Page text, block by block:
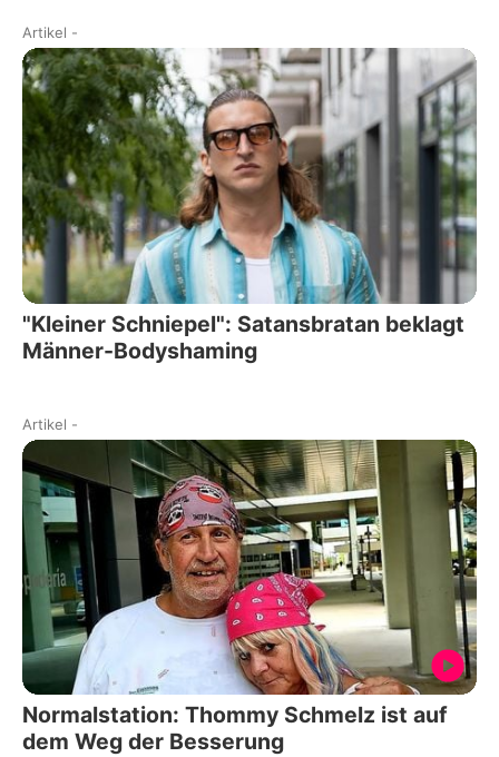
Artikel -
"Kleiner Schniepel": Satansbratan beklagt
Männer-Bodyshaming
Artikel -
Normalstation: Thommy Schmelz ist auf
dem Weg der Besserung